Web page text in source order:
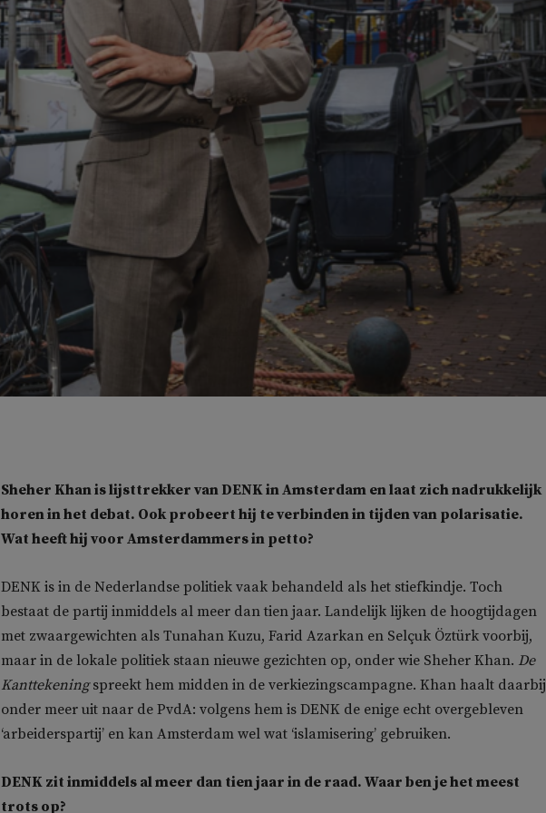
Sheher Khan is lijsttrekker van DENK in Amsterdam en laat zich nadrukkelijk
horen in het debat. Ook probeert hij te verbinden in tijden van polarisatie.
Wat heeft hij voor Amsterdammers in petto?
DENK is in de Nederlandse politiek vaak behandeld als het stiefkindje. Toch
bestaat de partij inmiddels al meer dan tien jaar. Landelijk lijken de hoogtijdagen
met zwaargewichten als Tunahan Kuzu, Farid Azarkan en Selçuk Öztürk voorbij,
maar in de lokale politiek staan nieuwe gezichten op, onder wie Sheher Khan. De
Kanttekeningspreekt hem midden in de verkiezingscampagne. Khan haalt daarbij
onder meer uit naar de PvdA: volgens hem is DENK de enige echt overgebleven
‘arbeiderspartij’ en kan Amsterdam wel wat ‘islamisering’ gebruiken.
DENK zit inmiddels al meer dan tien jaar in de raad. Waar ben je het meest
trots op?